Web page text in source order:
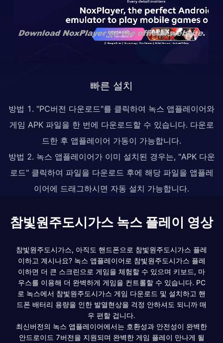
빠른 설치
방법 1. "PC버전 다운로드"를 클릭하여 녹스 앱플레이어와
게임 APK 파일을 한 번에 다운로드할 수 있습니다. 다운로
드한 후 앱플레이어 가동이 가능합니다.
방법 2. 녹스 앱플레이어가 이미 설치된 경우는, "APK 다운
로드" 클릭하여 파일을 다운로드 후에 해당 파일을 앱플레
이어에 드래그하시면 자동 설치 가능합니다.
참빛원주도시가스 녹스 플레이 영상
참빛원주도시가스, 아직도 핸드폰으로 참빛원주도시가스 플레
이하고 계시나요? 녹스 앱플레이어로 참빛원주도시가스 플레
이하면 더 큰 스크린으로 게임을 체험할 수 있으며 키보드, 마
우스를 이용해 더 완벽하게 게임을 컨트롤할 수 있습니다. PC
로 녹스에서 참빛원주도시가스 게임 다운로드 및 설치하고 핸
드폰 배터리 용량을 인한 발열현상을 걱정 안하셔도 되니까 매
우 편할 겁니다.
최신버전의 녹스 앱플레이어에서는 호환성과 안전성이 완벽한
안드로이드 7버전을 지원되며 완벽한 게임 플레이 만나게 될